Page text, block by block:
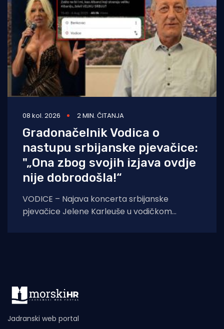
08 kol. 2026 2 MIN. ČITANJA
Gradonačelnik Vodica o
nastupu srbijanske pjevačice:
"„Ona zbog svojih izjava ovdje
nije dobrodošla!“
VODICE – Najava koncerta srbijanske
pjevačice Jelene Karleuše u vodičkom
Jadranski web portal